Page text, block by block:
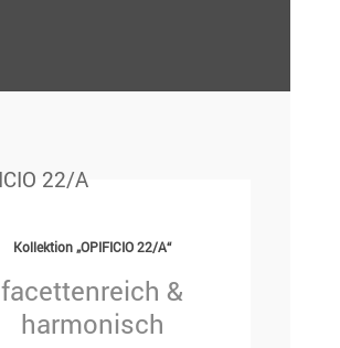
Kollektion „OPIFICIO 22/A“
facettenreich &
harmonisch